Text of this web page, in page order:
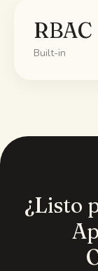
RBAC
Built-in
¿Listo